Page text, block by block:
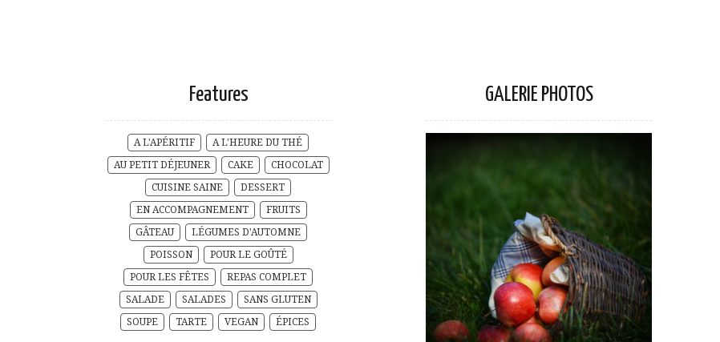
Features
A L'APÉRITIF
A L'HEURE DU THÉ
AU PETIT DÉJEUNER
CAKE
CHOCOLAT
CUISINE SAINE
DESSERT
EN ACCOMPAGNEMENT
FRUITS
GÂTEAU
LÉGUMES D'AUTOMNE
POISSON
POUR LE GOÛTÉ
POUR LES FÊTES
REPAS COMPLET
SALADE
SALADES
SANS GLUTEN
SOUPE
TARTE VEGAN ÉPICES
GALERIE PHOTOS